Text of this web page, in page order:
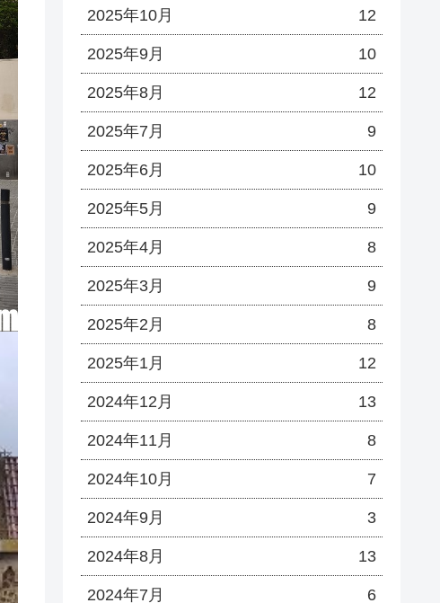
2025年10月 12
2025年9月 10
2025年8月 12
2025年7月 9
2025年6月 10
2025年5月 9
2025年4月 8
2025年3月 9
2025年2月 8
2025年1月 12
2024年12月 13
2024年11月 8
2024年10月 7
2024年9月 3
2024年8月 13
2024年7月 6